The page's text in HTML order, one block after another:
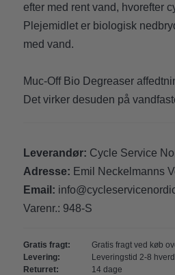
efter med rent vand, hvorefter
Plejemidlet er biologisk
med vand.
Muc-Off Bio Degreaser
Det virker desuden på
Leverandør: Cycle Service
Adresse: Emil Neckelmanns
Email:
Varenr.: 948-S
Gratis fragt: Gratis fragt ved køb
Levering:
Leveringstid 2-8
Returret:
14 dage